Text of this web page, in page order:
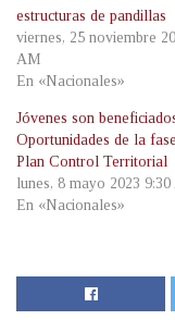
estructuras de pandillas
viernes, 25 noviembre
AM
En «Nacionales»
Jóvenes son
Oportunidades de la
Plan Control Territorial
lunes, 8 mayo 2023
En «Nacionales»